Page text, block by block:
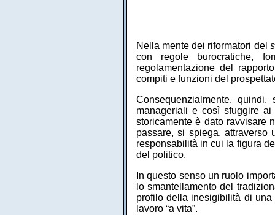
Nella mente dei riformatori del
con regole burocratiche,
regolamentazione del
compiti e funzioni del
Consequenzialmente,
manageriali e così sfuggire
storicamente è dato ravvisare
passare, si spiega,
responsabilità in cui la figura
del politico.
In questo senso un ruolo
lo smantellamento del
profilo della inesigibilità di
lavoro “a vita”.